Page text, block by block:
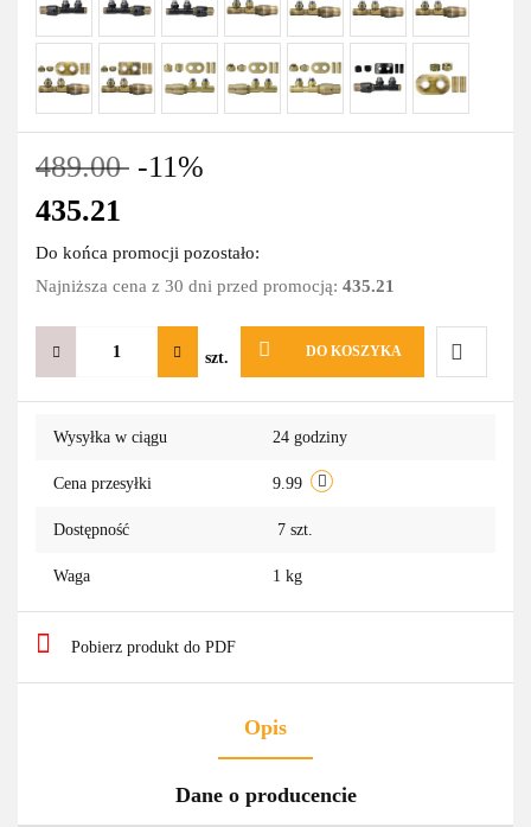
489.00 -11%
435.21
Do końca promocji pozostało:
Najniższa cena z 30 dni przed promocją: 435.21
szt. DO KOSZYKA
Do
Wysyłka w ciągu 24 godziny
Cena przesyłki 9.99
Dostępność 7 szt.
Waga 1 kg
Pobierz produkt do PDF
Opis
Dane o producencie